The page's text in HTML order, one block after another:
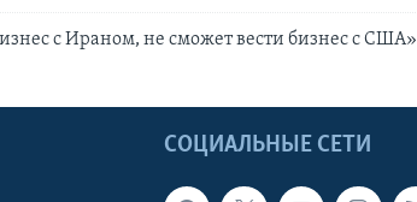
с Ираном, не сможет вести бизнес с США»
СОЦИАЛЬНЫЕ СЕТИ